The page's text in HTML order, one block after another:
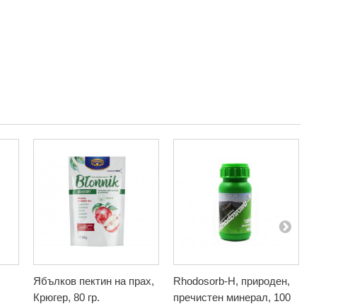
Ябълков пектин на прах,
Крюгер, 80 гр.
Rhodosorb-H, природен,
пречистен минерал, 100